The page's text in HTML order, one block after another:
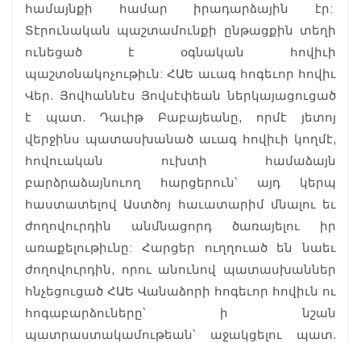
համայնքի համար իրադարձային էր:
Տէրունական պաշտամունքի ընթացքին տեղի
ունեցած է օգնական հովիւի
պաշտօնակոչութիւն: ՀԱԵ աւագ հոգեւոր հովիւ
Վեր. Յովհաննէս Յովսէփեան ներկայացուցած
է պատ. Դաւիթ Բաբայեանը, որմէ յետոյ
վերջինս պատասխանած աւագ հովիւի կողմէ,
հովուական ուխտի համաձայն
բարձրաձայնուող հարցերուն՝ այդ կերպ
հաստատելով Աստծոյ հաւատարիմ մնալու եւ
ժողովուրդին անմնացորդ ծառայելու իր
առաքելութիւնը: Հարցեր ուղղուած են նաեւ
ժողովուրդին, որու անունով պատասխաններ
հնչեցուցած ՀԱԵ Վանաձորի հոգեւոր հովիւն ու
հոգաբարձուները՝ ի նշան
պատրաստակամութեան՝ աջակցելու պատ.